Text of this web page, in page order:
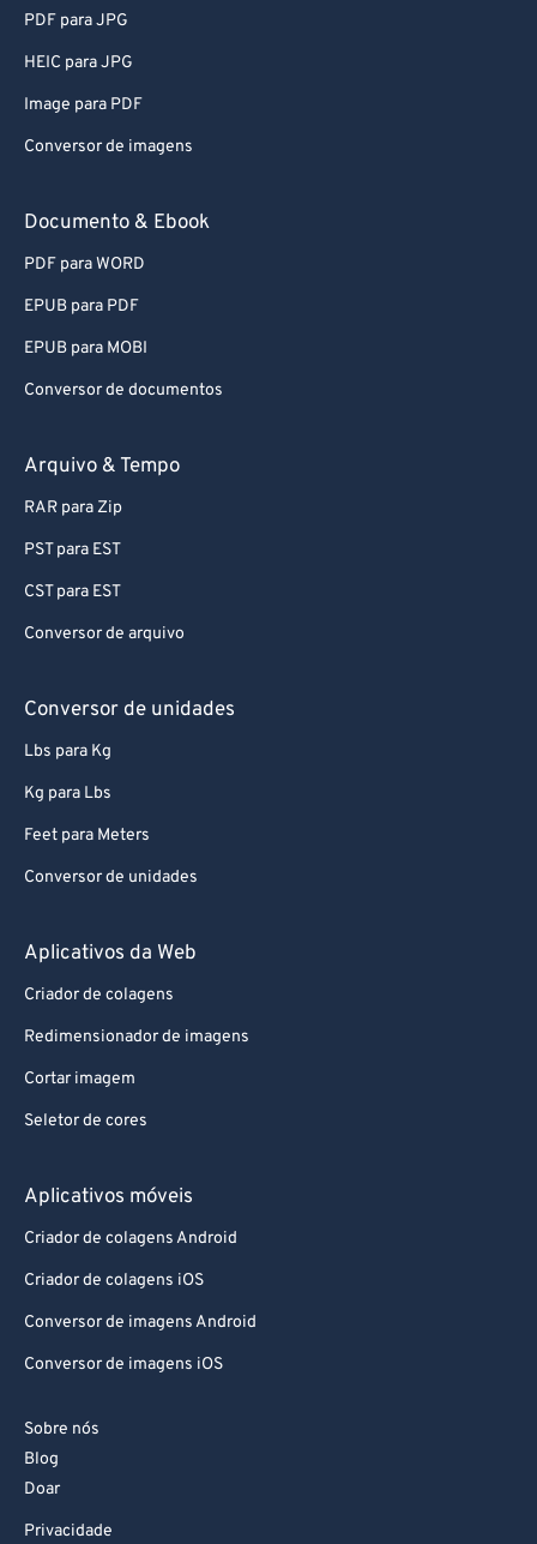
PDF para JPG
HEIC para JPG
Image para PDF
Conversor de imagens
Documento & Ebook
PDF para WORD
EPUB para PDF
EPUB para MOBI
Conversor de documentos
Arquivo & Tempo
RAR para Zip
PST para EST
CST para EST
Conversor de arquivo
Conversor de unidades
Lbs para Kg
Kg para Lbs
Feet para Meters
Conversor de unidades
Aplicativos da Web
Criador de colagens
Redimensionador de imagens
Cortar imagem
Seletor de cores
Aplicativos móveis
Criador de colagens Android
Criador de colagens iOS
Conversor de imagens Android
Conversor de imagens iOS
Sobre nós
Blog
Doar
Privacidade